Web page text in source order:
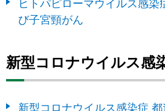
ヒトパピローマウイルス感染
び子宮頸がん
新型コロナウイルス感
新型コロナウイルス感染症